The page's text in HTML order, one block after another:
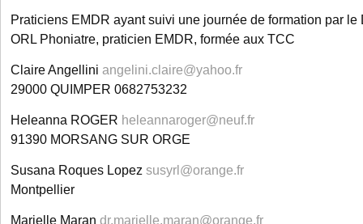
Praticiens EMDR ayant suivi une journée de formation par le
ORL Phoniatre, praticien EMDR, formée aux TCC
Claire Angellini angelini.claire@yahoo.fr
29000 QUIMPER 0682753232
Heleanna ROGER heleannaroger@neuf.fr
91390 MORSANG SUR ORGE
Susana Roques Lopez susyrl@orange.fr
Montpellier
Marielle Maran dr.marielle.maran@orange.fr